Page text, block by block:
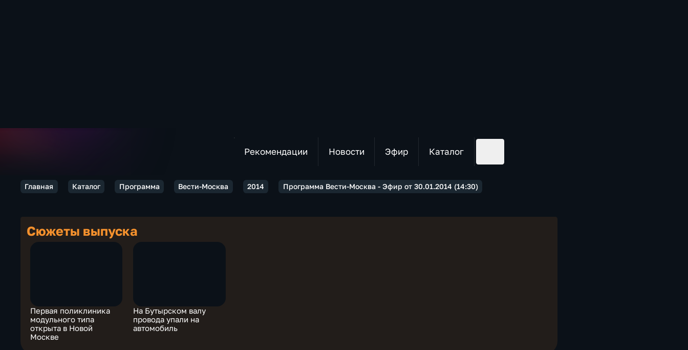
Рекомендации Новости Эфир Каталог
Главная Каталог Программа Вести-Москва 2014 Программа Вести-Москва - Эфир от 30.01.2014 (14:30)
Сюжеты выпуска
Первая поликлиника
модульного типа
открыта в Новой
Москве
На Бутырском валу
провода упали на
автомобиль